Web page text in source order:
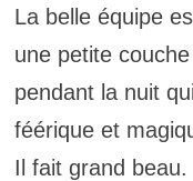
La belle équipe
une petite
pendant la nuit
féérique et
Il fait grand beau.